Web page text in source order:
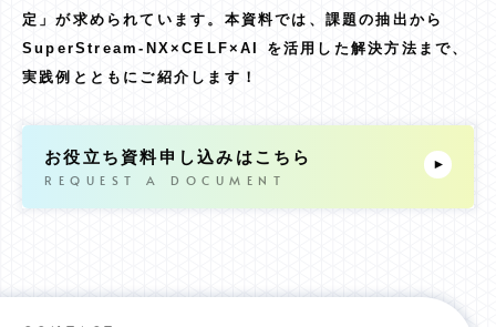
定」が求められています。本資料では、課題の抽出から
SuperStream-NX×CELF×AI を活用した解決方法まで、
実践例とともにご紹介します！
お役立ち資料申し込みはこちら